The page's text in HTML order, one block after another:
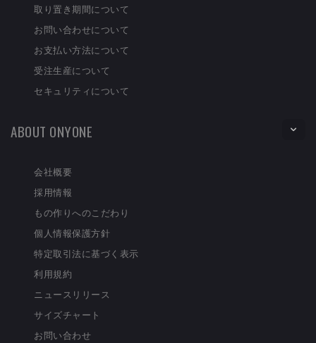
取り置き期間について
お問い合わせについて
お支払い方法について
受注生産について
セキュリティについて
ABOUT ONYONE
会社概要
採用情報
もの作りへのこだわり
個人情報保護方針
特定取引法に基づく表示
利用規約
ニュースリリース
サイズチャート
お問い合わせ